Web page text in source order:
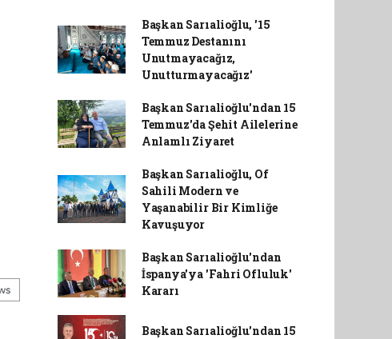
Başkan Sarıalioğlu, '15
Temmuz Destanını
Unutmayacağız,
Unutturmayacağız'
Başkan Sarıalioğlu'ndan 15
Temmuz'da Şehit Ailelerine
Anlamlı Ziyaret
Başkan Sarıalioğlu, Of
Sahili Modern ve
Yaşanabilir Bir Kimliğe
Kavuşuyor
Başkan Sarıalioğlu'ndan
İspanya'ya 'Fahri Ofluluk'
Kararı
Başkan Sarıalioğlu'ndan 15